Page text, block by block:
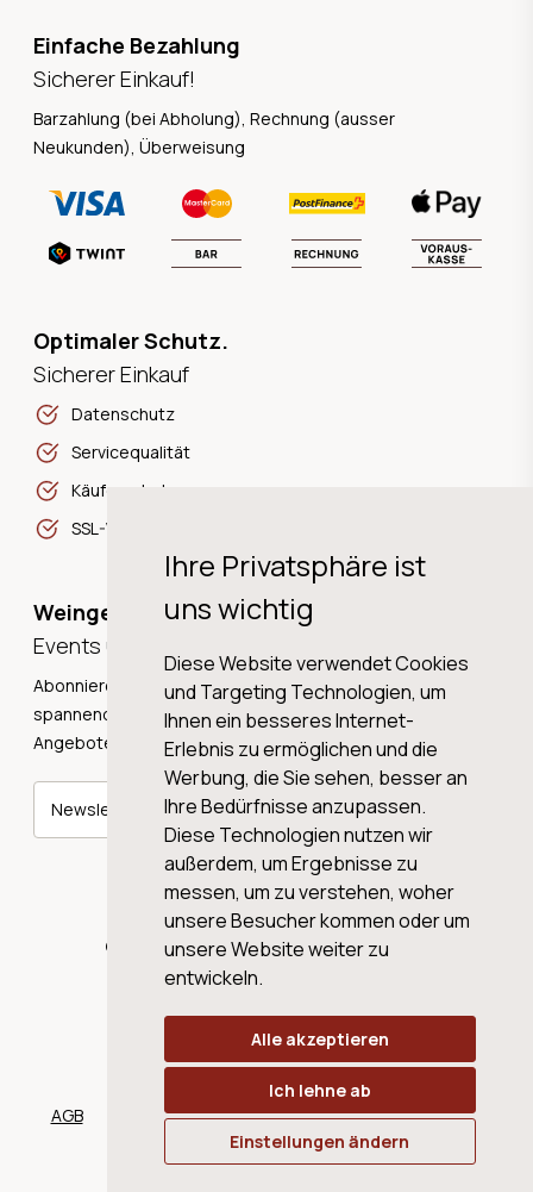
Ihre Privatsphäre ist
uns wichtig
Diese Website verwendet Cookies
und Targeting Technologien, um
Ihnen ein besseres Internet-
Erlebnis zu ermöglichen und die
Werbung, die Sie sehen, besser an
Ihre Bedürfnisse anzupassen.
Diese Technologien nutzen wir
außerdem, um Ergebnisse zu
messen, um zu verstehen, woher
unsere Besucher kommen oder um
unsere Website weiter zu
entwickeln.
Alle akzeptieren
Ich lehne ab
Einstellungen ändern
Einfache Bezahlung
Sicherer Einkauf!
Barzahlung (bei Abholung), Rechnung (ausser
Neukunden), Überweisung
Optimaler Schutz.
Sicherer Einkauf
Datenschutz
Servicequalität
Käuferschutz
SSL-Verschlüsselung
Weingeschichten,
Events und Neuigkeiten!
Abonnieren Sie unseren Newsletter und erhalten Sie
spannende Weingeschichten, Neuigkeiten und tolle
Angebote direkt in Ihre Mailbox.
Newsletter abonnieren
© 2026 WINE AG VALENTIN & VON SALIS
AGB Datenschutz Impressum Cookies